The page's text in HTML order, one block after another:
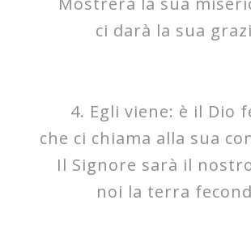
ci darà la sua
4. Egli viene: è il Dio
che ci chiama alla sua
Il Signore sarà il
noi la terra